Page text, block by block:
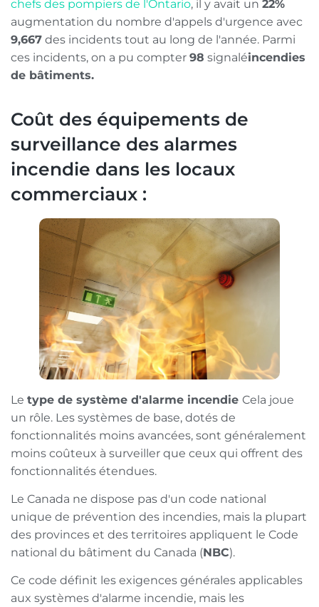
chefs des pompiers de l'Ontario, il y avait un 22%
augmentation du nombre d'appels d'urgence avec
9,667 des incidents tout au long de l'année. Parmi
ces incidents, on a pu compter 98 signaléincendies
de bâtiments.
Coût des équipements de
surveillance des alarmes
incendie dans les locaux
commerciaux :
Le type de système d'alarme incendie Cela joue
un rôle. Les systèmes de base, dotés de
fonctionnalités moins avancées, sont généralement
moins coûteux à surveiller que ceux qui offrent des
fonctionnalités étendues.
Le Canada ne dispose pas d'un code national
unique de prévention des incendies, mais la plupart
des provinces et des territoires appliquent le Code
national du bâtiment du Canada (NBC).
Ce code définit les exigences générales applicables
aux systèmes d'alarme incendie, mais les